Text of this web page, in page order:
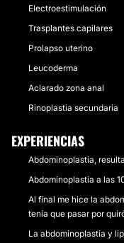
Electroestimulación
Trasplantes capilares
Prolapso uterino
Leucoderma
Aclarado zona anal
Rinoplastia secundaria
EXPERIENCIAS
Abdominoplastia,
Abdominoplastia a las
Al final me hice la
tenia que pasar por
La abdominoplastia y